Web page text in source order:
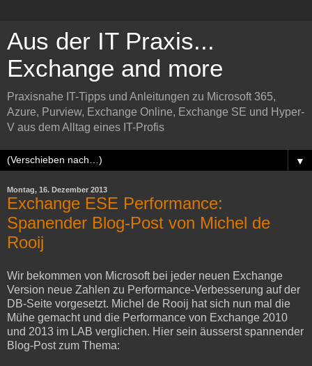
Aus der IT Praxis...
Exchange and more
Praxisnahe IT-Tipps und Anleitungen zu Microsoft 365,
Azure, Purview, Exchange Online, Exchange SE und Hyper-
V aus dem Alltag eines IT-Profis
▼
Montag, 16. Dezember 2013
Exchange ESE Performance:
Spanender Blog-Post von Michel de
Rooij
Wir bekommen von Microsoft bei jeder neuen Exchange
Version neue Zahlen zu Performance-Verbesserung auf der
DB-Seite vorgesetzt. Michel de Rooij hat sich nun mal die
Mühe gemacht und die Performance von Exchange 2010
und 2013 im LAB verglichen. Hier sein äusserst spannender
Blog-Post zum Thema: